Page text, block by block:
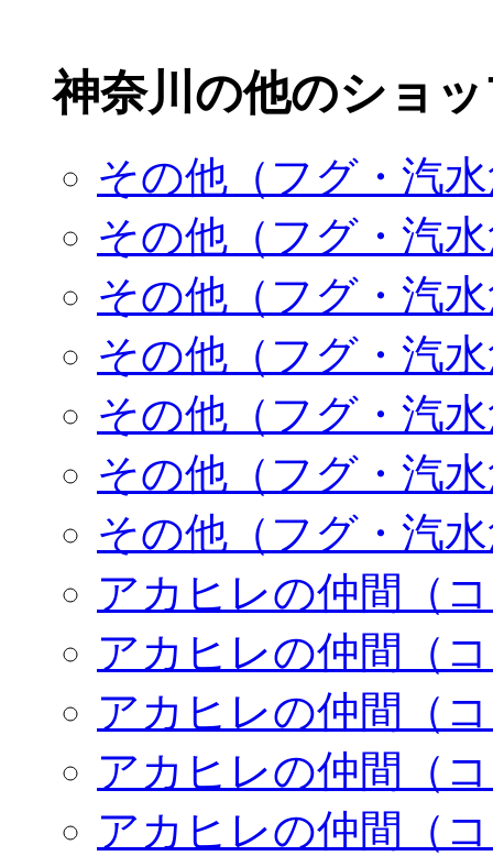
神奈川の他のショ
その他（フグ・汽
その他（フグ・汽
その他（フグ・汽
その他（フグ・汽
その他（フグ・汽
その他（フグ・汽
その他（フグ・汽
アカヒレの仲間（
アカヒレの仲間（
アカヒレの仲間（
アカヒレの仲間（
アカヒレの仲間（